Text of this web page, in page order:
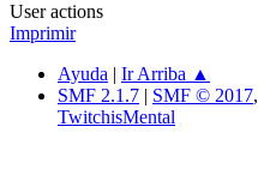
User actions
Imprimir
Ayuda | Ir Arriba ▲
SMF 2.1.7 | SMF © 2017,
TwitchisMental